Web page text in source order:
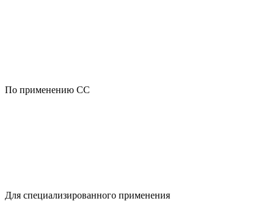
По применению CC
Для специализированного применения